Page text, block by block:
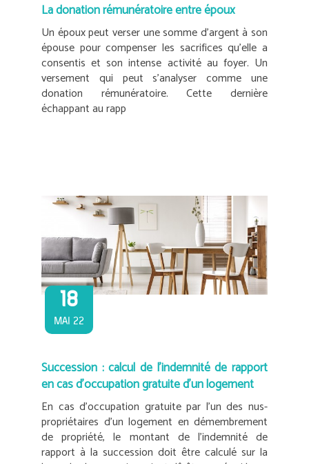
La donation rémunératoire entre époux
Un époux peut verser une somme d’argent à son
épouse pour compenser les sacrifices qu’elle a
consentis et son intense activité au foyer. Un
versement qui peut s’analyser comme une
donation rémunératoire. Cette dernière
échappant au rapp
18
MAI 22
Succession : calcul de l’indemnité de rapport
en cas d’occupation gratuite d’un logement
En cas d’occupation gratuite par l’un des nus-
propriétaires d’un logement en démembrement
de propriété, le montant de l’indemnité de
rapport à la succession doit être calculé sur la